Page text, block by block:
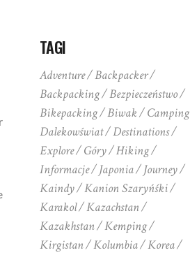
TAGI
Adventure
Backpacker
Backpacking
Bezpieczeństwo
Bikepacking
Biwak
Camping
Dalekowświat
Destinations
Explore
Góry
Hiking
Informacje
Japonia
Journey
Kaindy
Kanion Szaryńśki
Karakol
Kazachstan
Kazakhstan
Kemping
Kirgistan
Kolumbia
Korea